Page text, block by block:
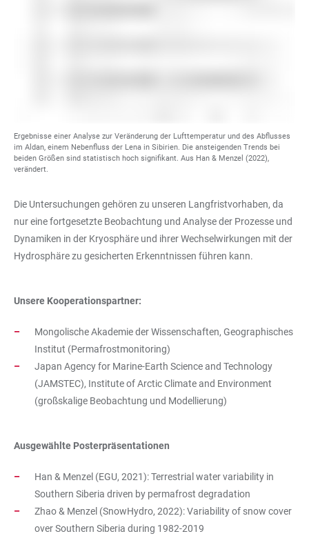
Ergebnisse einer Analyse zur Veränderung der Lufttemperatur und des Abflusses
im Aldan, einem Nebenfluss der Lena in Sibirien. Die ansteigenden Trends bei
beiden Größen sind statistisch hoch signifikant. Aus Han & Menzel (2022),
verändert.
Die Untersuchungen gehören zu unseren Langfristvorhaben, da
nur eine fortgesetzte Beobachtung und Analyse der Prozesse und
Dynamiken in der Kryosphäre und ihrer Wechselwirkungen mit der
Hydrosphäre zu gesicherten Erkenntnissen führen kann.
Unsere Kooperationspartner:
Mongolische Akademie der Wissenschaften, Geographisches
Institut (Permafrostmonitoring)
Japan Agency for Marine-Earth Science and Technology
(JAMSTEC), Institute of Arctic Climate and Environment
(großskalige Beobachtung und Modellierung)
Ausgewählte Posterpräsentationen
Han & Menzel (EGU, 2021): Terrestrial water variability in
Southern Siberia driven by permafrost degradation
Zhao & Menzel (SnowHydro, 2022): Variability of snow cover
over Southern Siberia during 1982-2019